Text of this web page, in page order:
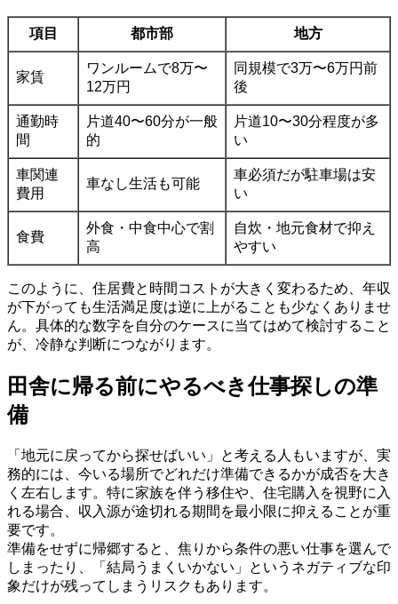
項目 都市部 地方
家賃
ワンルームで8万〜
12万円
同規模で3万〜6万円前
後
通勤時
間
片道40〜60分が一般
的
片道10〜30分程度が多
い
車関連
費用
車なし生活も可能
車必須だが駐車場は安
い
食費
外食・中食中心で割
高
自炊・地元食材で抑え
やすい
このように、住居費と時間コストが大きく変わるため、年収
が下がっても生活満足度は逆に上がることも少なくありませ
ん。具体的な数字を自分のケースに当てはめて検討すること
が、冷静な判断につながります。
田舎に帰る前にやるべき仕事探しの準
備
「地元に戻ってから探せばいい」と考える人もいますが、実
務的には、今いる場所でどれだけ準備できるかが成否を大き
く左右します。特に家族を伴う移住や、住宅購入を視野に入
れる場合、収入源が途切れる期間を最小限に抑えることが重
要です。
準備をせずに帰郷すると、焦りから条件の悪い仕事を選んで
しまったり、「結局うまくいかない」というネガティブな印
象だけが残ってしまうリスクもあります。